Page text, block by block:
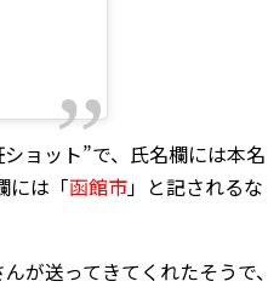
ョット”で、氏名欄には本名
には「函館市」と記されるな
が送ってきてくれたそうで、